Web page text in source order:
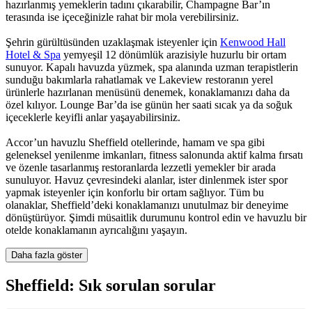
hazırlanmış yemeklerin tadını çıkarabilir, Champagne Bar’ın
terasında ise içeceğinizle rahat bir mola verebilirsiniz.
Şehrin gürültüsünden uzaklaşmak isteyenler için Kenwood Hall
Hotel & Spa yemyeşil 12 dönümlük arazisiyle huzurlu bir ortam
sunuyor. Kapalı havuzda yüzmek, spa alanında uzman terapistlerin
sunduğu bakımlarla rahatlamak ve Lakeview restoranın yerel
ürünlerle hazırlanan menüsünü denemek, konaklamanızı daha da
özel kılıyor. Lounge Bar’da ise günün her saati sıcak ya da soğuk
içeceklerle keyifli anlar yaşayabilirsiniz.
Accor’un havuzlu Sheffield otellerinde, hamam ve spa gibi
geleneksel yenilenme imkanları, fitness salonunda aktif kalma fırsatı
ve özenle tasarlanmış restoranlarda lezzetli yemekler bir arada
sunuluyor. Havuz çevresindeki alanlar, ister dinlenmek ister spor
yapmak isteyenler için konforlu bir ortam sağlıyor. Tüm bu
olanaklar, Sheffield’deki konaklamanızı unutulmaz bir deneyime
dönüştürüyor. Şimdi müsaitlik durumunu kontrol edin ve havuzlu bir
otelde konaklamanın ayrıcalığını yaşayın.
Daha fazla göster
Sheffield: Sık sorulan sorular